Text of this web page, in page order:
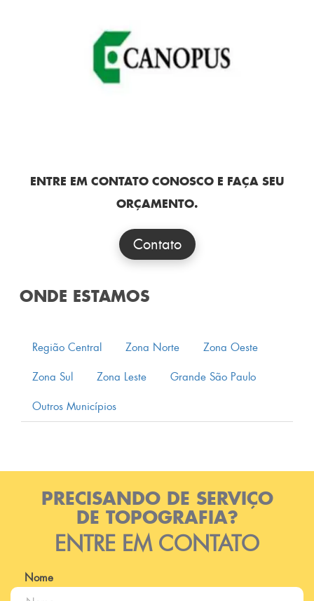
ENTRE EM CONTATO CONOSCO E FAÇA SEU
ORÇAMENTO.
Contato
ONDE ESTAMOS
Região Central Zona Norte Zona Oeste
Zona Sul Zona Leste Grande São Paulo
Outros Municípios
PRECISANDO DE SERVIÇO
DE TOPOGRAFIA?
ENTRE EM CONTATO
Nome